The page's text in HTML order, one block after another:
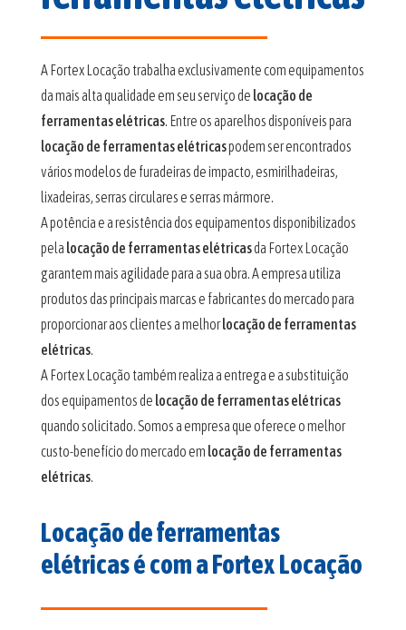
A Fortex Locação trabalha exclusivamente com equipamentos
da mais alta qualidade em seu serviço de locação de
ferramentas elétricas. Entre os aparelhos disponíveis para
locação de ferramentas elétricaspodem ser encontrados
vários modelos de furadeiras de impacto, esmirilhadeiras,
lixadeiras, serras circulares e serras mármore.
A potência e a resistência dos equipamentos disponibilizados
pela locação de ferramentas elétricasda Fortex Locação
garantem mais agilidade para a sua obra. A empresa utiliza
produtos das principais marcas e fabricantes do mercado para
proporcionar aos clientes a melhorlocação de ferramentas
elétricas.
A Fortex Locação também realiza a entrega e a substituição
dos equipamentos de locação de ferramentas elétricas
quando solicitado. Somos a empresa que oferece o melhor
custo-benefício do mercado em locação de ferramentas
elétricas.
Locação de ferramentas
elétricas é com a Fortex Locação